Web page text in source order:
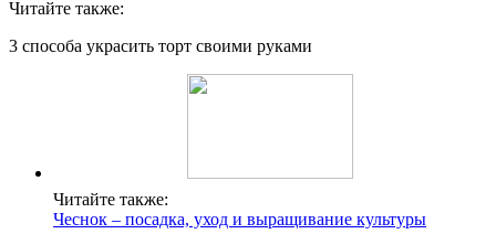
Читайте также:
3 способа украсить торт своими руками
Читайте также:
Чеснок – посадка, уход и выращивание культуры